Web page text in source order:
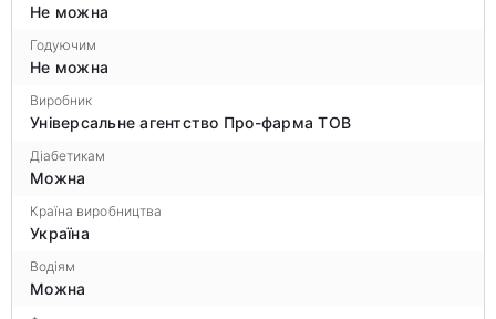
Не можна
Годуючим
Не можна
Виробник
Універсальне агентство Про-фарма ТОВ
Діабетикам
Можна
Країна виробництва
Україна
Водіям
Можна